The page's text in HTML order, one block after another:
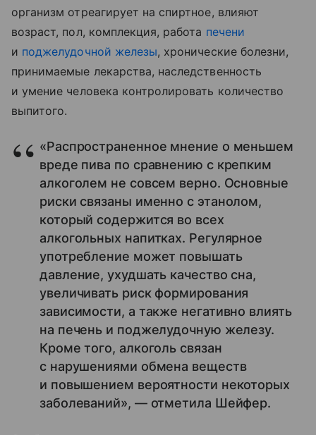
организм отреагирует на спиртное, влияют
возраст, пол, комплекция, работа печени
и поджелудочной железы, хронические болезни,
принимаемые лекарства, наследственность
и умение человека контролировать количество
выпитого.
«Распространенное мнение о меньшем
вреде пива по сравнению с крепким
алкоголем не совсем верно. Основные
риски связаны именно с этанолом,
который содержится во всех
алкогольных напитках. Регулярное
употребление может повышать
давление, ухудшать качество сна,
увеличивать риск формирования
зависимости, а также негативно влиять
на печень и поджелудочную железу.
Кроме того, алкоголь связан
с нарушениями обмена веществ
и повышением вероятности некоторых
заболеваний», — отметила Шейфер.